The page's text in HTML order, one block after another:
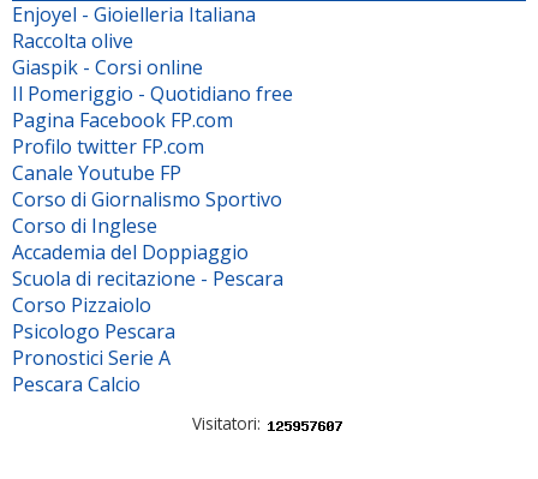
Enjoyel - Gioielleria Italiana
Raccolta olive
Giaspik - Corsi online
Il Pomeriggio - Quotidiano free
Pagina Facebook FP.com
Profilo twitter FP.com
Canale Youtube FP
Corso di Giornalismo Sportivo
Corso di Inglese
Accademia del Doppiaggio
Scuola di recitazione - Pescara
Corso Pizzaiolo
Psicologo Pescara
Pronostici Serie A
Pescara Calcio
Visitatori: